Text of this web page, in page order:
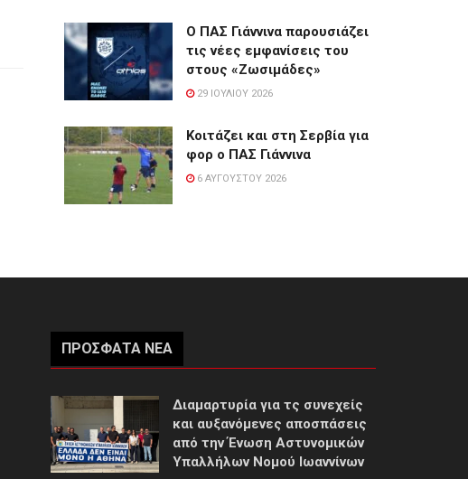
Ο ΠΑΣ Γιάννινα παρουσιάζει
τις νέες εμφανίσεις του
στους «Ζωσιμάδες»
29 ΙΟΥΛΊΟΥ 2026
Κοιτάζει και στη Σερβία για
φορ ο ΠΑΣ Γιάννινα
6 ΑΥΓΟΎΣΤΟΥ 2026
ΠΡΌΣΦΑΤΑ ΝΈΑ
Διαμαρτυρία για τς συνεχείς
και αυξανόμενες αποσπάσεις
από την Ένωση Αστυνομικών
Υπαλλήλων Νομού Ιωαννίνων